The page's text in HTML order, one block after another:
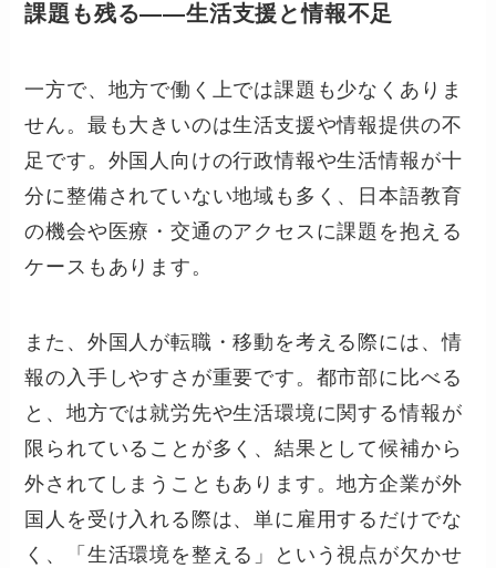
課題も残る――生活支援と情報不足
一方で、地方で働く上では課題も少なくありま
せん。最も大きいのは生活支援や情報提供の不
足です。外国人向けの行政情報や生活情報が十
分に整備されていない地域も多く、日本語教育
の機会や医療・交通のアクセスに課題を抱える
ケースもあります。
また、外国人が転職・移動を考える際には、情
報の入手しやすさが重要です。都市部に比べる
と、地方では就労先や生活環境に関する情報が
限られていることが多く、結果として候補から
外されてしまうこともあります。地方企業が外
国人を受け入れる際は、単に雇用するだけでな
く、「生活環境を整える」という視点が欠かせ